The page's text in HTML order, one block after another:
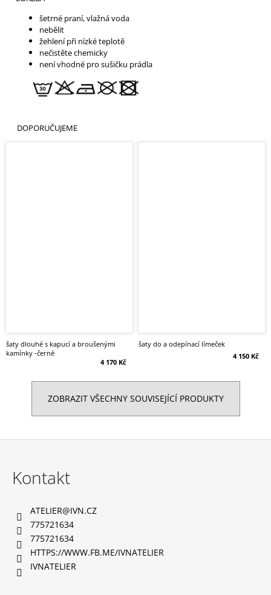
šetrné praní, vlažná voda
nebělit
žehlení při nízké teplotě
nečistěte chemicky
není vhodné pro sušičku prádla
DOPORUČUJEME
šaty dlouhé s kapucí a broušenými
kamínky -černé
4 170 Kč
šaty do a odepínací límeček
4 150 Kč
ZOBRAZIT VŠECHNY SOUVISEJÍCÍ PRODUKTY
Kontakt
ATELIER@IVN.CZ
775721634
775721634
HTTPS://WWW.FB.ME/IVNATELIER
IVNATELIER